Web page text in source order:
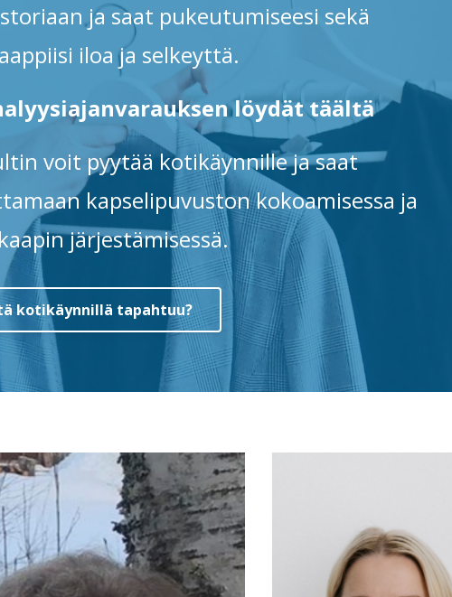
ja saat pukeutumiseesi sekä
iloa ja selkeyttä.
löydät täältä
voit pyytää kotikäynnille ja saat
kapselipuvuston kokoamisessa ja
järjestämisessä.
kotikäynnillä tapahtuu?